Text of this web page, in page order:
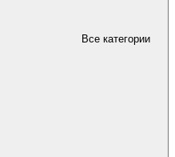
Все категории